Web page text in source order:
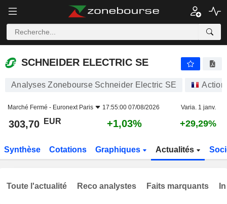
SCHNEIDER ELECTRIC SE
SCHNEIDER ELECTRIC SE
Analyses Zonebourse Schneider Electric SE
Marché Fermé - Euronext Paris 17:55:00 07/08/2026 Varia. 1 janv.
303,70 EUR +1,03% +29,29%
Synthèse Cotations Graphiques Actualités
Toute l'actualité Reco analystes Faits marquants